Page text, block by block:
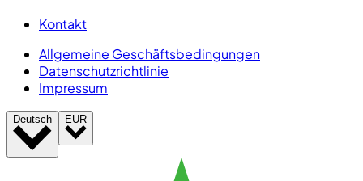
Kontakt
Allgemeine Geschäftsbedingungen
Datenschutzrichtlinie
Impressum
Deutsch EUR